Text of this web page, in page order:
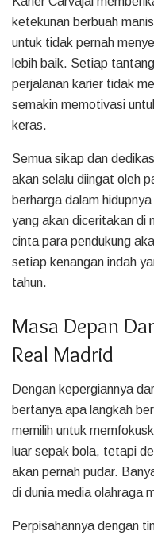
ketekunan berbuah
untuk tidak pernah
lebih baik. Setiap
perjalanan karier tidak
semakin memotivasi
keras.
Semua sikap dan
akan selalu diingat oleh
berharga dalam
yang akan diceritakan di
cinta para pendukung
setiap kenangan indah
tahun.
Masa Depan
Real Madrid
Dengan kepergiannya
bertanya apa langkah
memilih untuk
luar sepak bola, tetapi
akan pernah pudar.
di dunia media olahraga
Perpisahannya dengan